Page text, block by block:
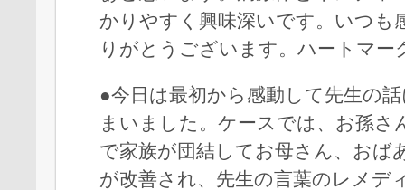
かりやすく興味深いです。いつも
りがとうございます。ハートマー
●今日は最初から感動して先生の
まいました。ケースでは、お孫さ
で家族が団結してお母さん、おば
が改善され、先生の言葉のレメデ